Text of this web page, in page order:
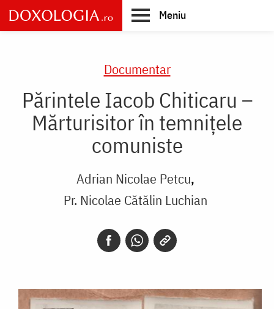
Skip
to
main
Meniu
Documentar
Părintele Iacob Chiticaru –
Mărturisitor în temnițele
comuniste
Adrian Nicolae Petcu
Pr. Nicolae Cătălin Luchian